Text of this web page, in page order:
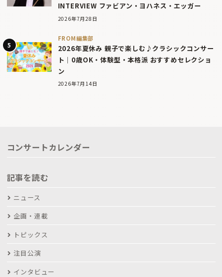
INTERVIEW ファビアン・ヨハネス・エッガー
2026年7月28日
FROM編集部
2026年夏休み 親子で楽しむ♪クラシックコンサー
ト｜0歳OK・体験型・本格派 おすすめセレクショ
ン
2026年7月14日
コンサートカレンダー
記事を読む
ニュース
企画・連載
トピックス
注目公演
インタビュー